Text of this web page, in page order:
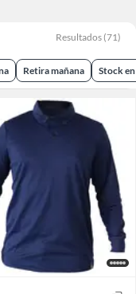
Resultados (71)
Retira mañana Stock